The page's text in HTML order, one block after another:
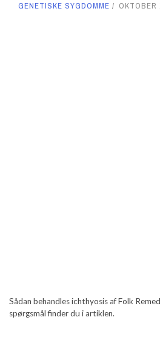
GENETISKE SYGDOMME OKTOBER
Sådan behandles ichthyosis af Folk
spørgsmål finder du i artiklen.